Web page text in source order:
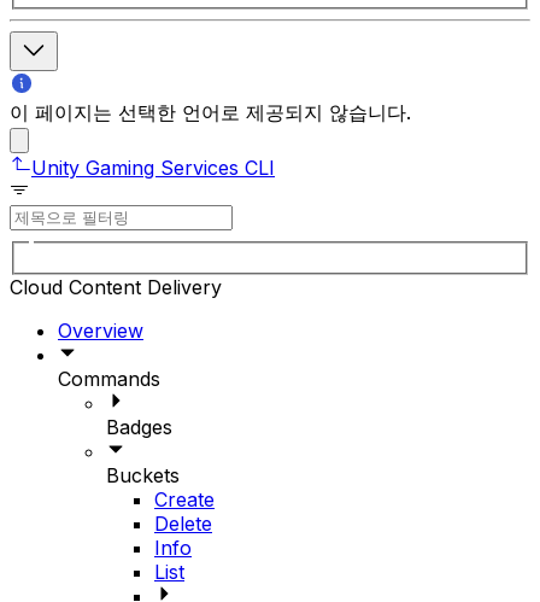
이 페이지는 선택한 언어로 제공되지 않습니다.
Unity Gaming Services CLI
Cloud Content Delivery
Overview
Commands
Badges
Buckets
Create
Delete
Info
List